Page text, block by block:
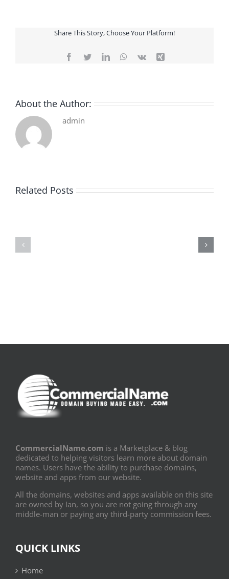
Share This Story, Choose Your Platform!
Facebook
TwitterLinkedInWhatsApp
Vk Xing
About the Author:
admin
Related Posts
CommercialName.com is a Marketplace & blog
dedicated to helping visitors learn more about domain
names. Users have the ability to purchase domains,
website and apps from our website.
All the domains, websites and apps available on this site
are owned by Ian, so you are not going through any
middle-man or paying any third-party commission fees.
QUICK LINKS
Home